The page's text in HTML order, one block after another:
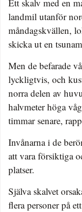
Ett skalv med en
landmil utanför
måndagskvällen,
skicka ut en
Men de befarade
lyckligtvis, och
norra delen av
halvmeter höga
timmar senare,
Invånarna i de
att vara försiktiga
platser.
Själva skalvet
flera personer på